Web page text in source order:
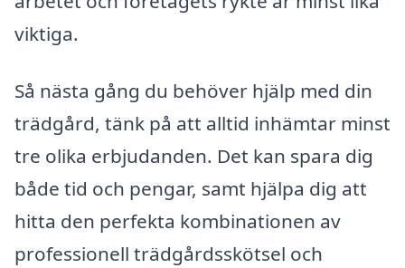
viktiga.
Så nästa gång du behöver hjälp med din
trädgård, tänk på att alltid inhämtar minst
tre olika erbjudanden. Det kan spara dig
både tid och pengar, samt hjälpa dig att
hitta den perfekta kombinationen av
professionell trädgårdsskötsel och